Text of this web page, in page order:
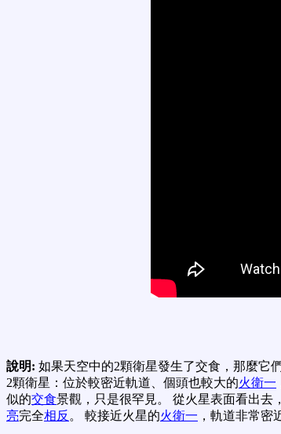
說明: 如果天空中的2顆衛星發生了交食，那麼它
2顆衛星：位於較密近軌道、個頭也較大的火衛一
似的交食景觀，只是很罕見。 從火星表面看出去
亮完全相反 。 較接近火星的火衛一 ，軌道非常密